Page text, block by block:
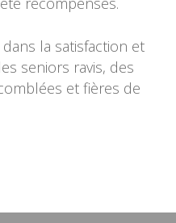
la satisfaction et
seniors ravis, des
et fières de